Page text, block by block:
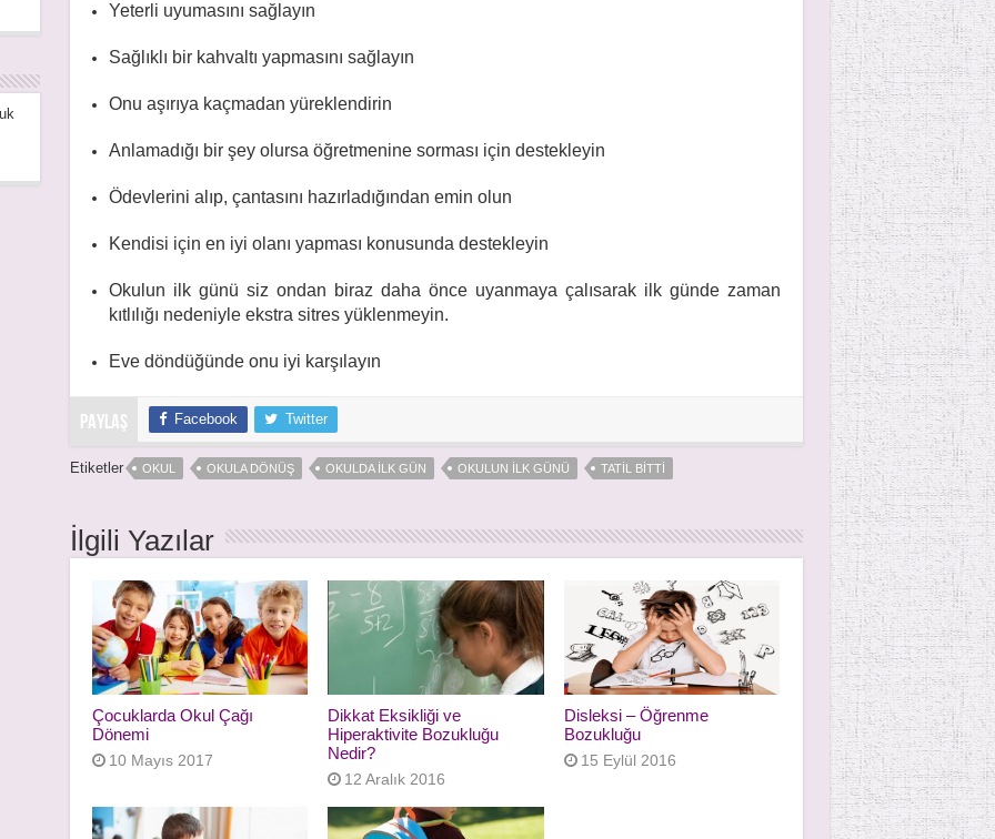
Yeterli uyumasını sağlayın
Sağlıklı bir kahvaltı yapmasını sağlayın
Onu aşırıya kaçmadan yüreklendirin
Anlamadığı bir şey olursa öğretmenine sorması için destekleyin
Ödevlerini alıp, çantasını hazırladığından emin olun
Kendisi için en iyi olanı yapması konusunda destekleyin
Okulun ilk günü siz ondan biraz daha önce uyanmaya çalısarak ilk günde zaman
kıtlılığı nedeniyle ekstra sitres yüklenmeyin.
Eve döndüğünde onu iyi karşılayın
PAYLAŞ Facebook Twitter
Etiketler OKUL OKULA DÖNÜŞ OKULDA ILK GÜN OKULUN ILK GÜNÜ TATIL BITTI
İlgili Yazılar
Çocuklarda Okul Çağı
Dönemi
10 Mayıs 2017
Dikkat Eksikliği ve
Hiperaktivite Bozukluğu
Nedir?
12 Aralık 2016
Disleksi – Öğrenme
Bozukluğu
15 Eylül 2016